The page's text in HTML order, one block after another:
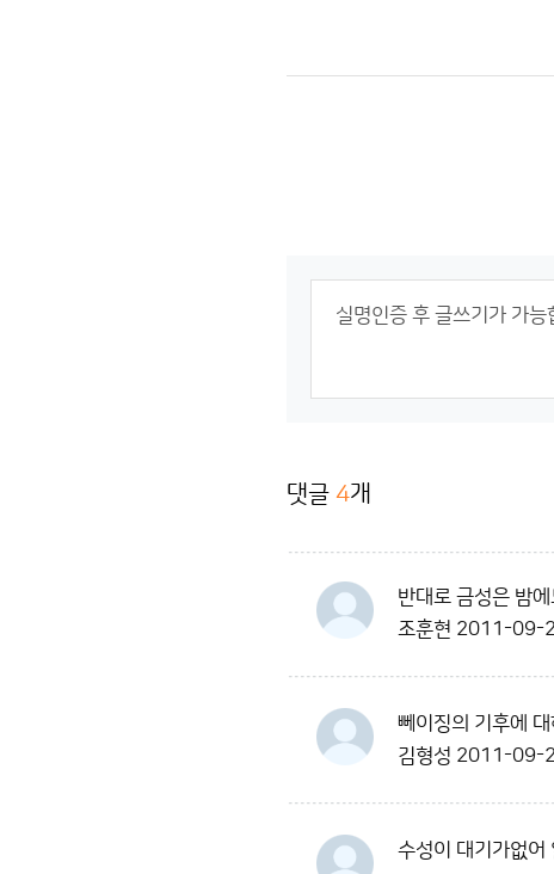
댓글 4개
반대로 금성은 밤
조훈현 2011-09-
뻬이징의 기후에
김형성 2011-09-
수성이 대기가없어